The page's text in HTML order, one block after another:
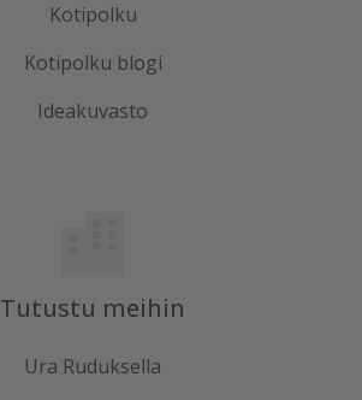
Kotipolku
Kotipolku blogi
Ideakuvasto
Tutustu meihin
Ura Ruduksella